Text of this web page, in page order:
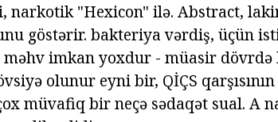
narkotik "Hexicon" ilə. Abstract,
göstərir. bakteriya vərdiş, üçün
məhv imkan yoxdur - müasir
olunur eyni bir, QİÇS
müvafiq bir neçə sədaqət sual. A